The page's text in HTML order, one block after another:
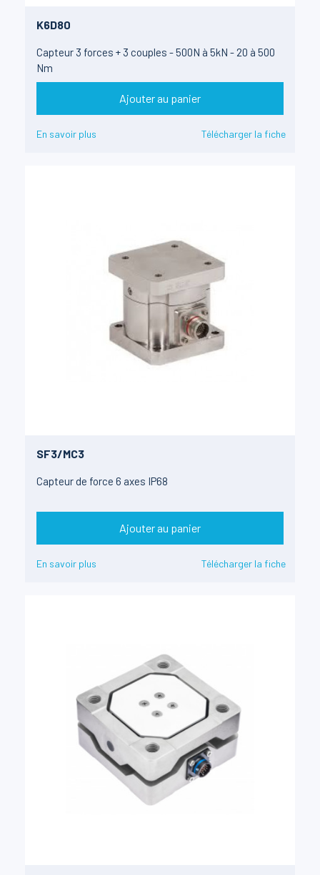
K6D80
Capteur 3 forces + 3 couples - 500N à 5kN - 20 à 500
Nm
Ajouter au panier
En savoir plus Télécharger la fiche
SF3/MC3
Capteur de force 6 axes IP68
Ajouter au panier
En savoir plus Télécharger la fiche